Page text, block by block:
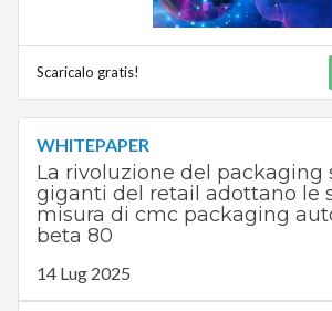
Scaricalo gratis!
WHITEPAPER
La rivoluzione del packaging
giganti del retail adottano le
misura di cmc packaging
beta 80
14 Lug 2025